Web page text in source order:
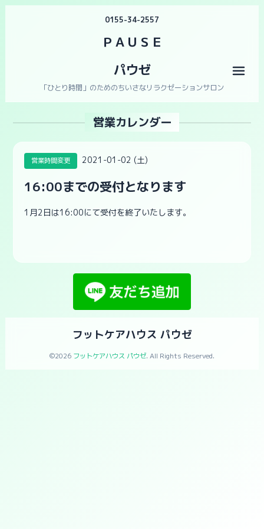
0155-34-2557
ＰＡＵＳＥ
パウゼ
「ひとり時間」のためのちいさなリラクゼーションサロン
営業カレンダー
営業時間変更 2021-01-02 (土)
16:00までの受付となります
1月2日は16:00にて受付を終了いたします。
フットケアハウス パウゼ
©2026 フットケアハウス パウゼ. All Rights Reserved.